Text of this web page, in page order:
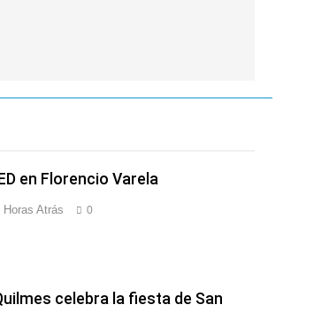
en Florencio Varela
Horas Atrás 0
celebra la fiesta de San